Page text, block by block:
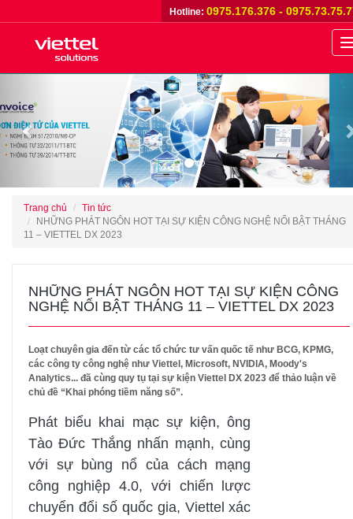
Hotline: 0975.176.376 -
Trang chủ
Tin tức
NHỮNG PHÁT NGÔN HOT TẠI SỰ KIỆN CÔNG NGHỆ NỔI BẬT THÁNG
11 – VIETTEL DX 2023
NHỮNG PHÁT NGÔN HOT TẠI SỰ KIỆN CÔNG
NGHỆ NỔI BẬT THÁNG 11 – VIETTEL DX 2023
Loạt chuyên gia đến từ các tổ chức tư vấn quốc tế như BCG, KPMG,
các công ty công nghệ như Viettel, Microsoft, NVIDIA, Moody's
Analytics... đã cùng quy tụ tại sự kiện Viettel DX 2023 để thảo luận về
chủ đề “Khai phóng tiềm năng số”.
Phát biểu khai mạc sự kiện, ông
Tào Đức Thắng nhấn mạnh, cùng
với sự bùng nổ của cách mạng
công nghiệp 4.0, với chiến lược
chuyển đổi số quốc gia, Viettel xác